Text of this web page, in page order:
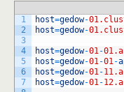
1
2
3
4
5
6
7
host=gedow-
host=gedow-
host=gedow-01-
host=gedow-01-01-
host=gedow-01-
host=gedow-01-